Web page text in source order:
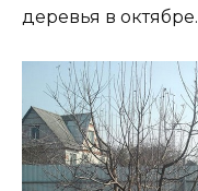
деревья в октябре.